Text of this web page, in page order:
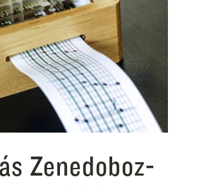
Zenedoboz-